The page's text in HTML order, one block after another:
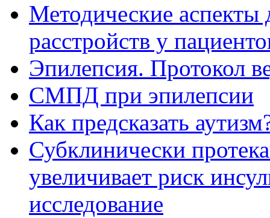
Методические аспекты
расстройств у
Эпилепсия. Протокол
СМПД при эпилепсии
Как предсказать
Субклинически
увеличивает риск
исследование